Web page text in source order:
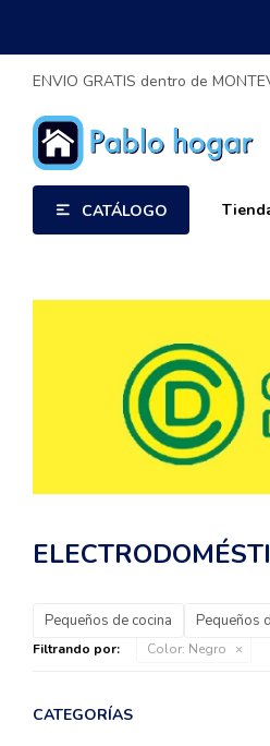
CATÁLOGO
ENVIO GRATIS dentro de
Pequeños de cocina Pequeños
Filtrando por: Color: Negro
CATEGORÍAS